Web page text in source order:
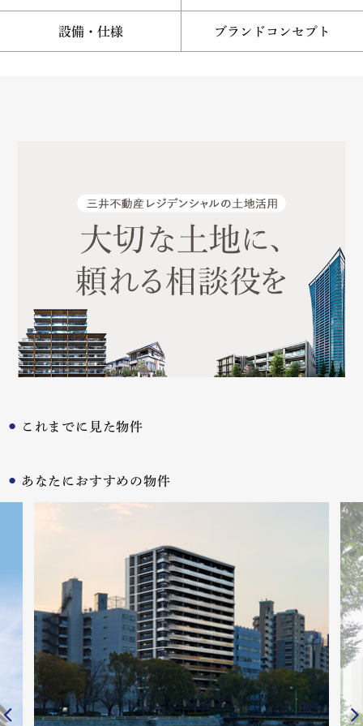
設備・仕様 ブランドコンセプト
これまでに見た物件
あなたにおすすめの物件